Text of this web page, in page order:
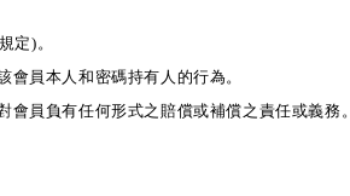
定)。
員本人和密碼持有人的行為。
員負有任何形式之賠償或補償之責任或義務。